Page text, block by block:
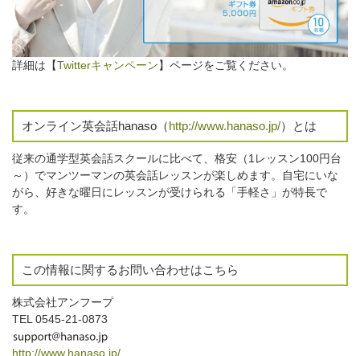
詳細は【Twitterキャンペーン】ページをご覧ください。
オンライン英会話hanaso（http://www.hanaso.jp/）とは
従来の通学型英会話スクールに比べて、格安（1レッスン100円台
～）でマンツーマンの英会話レッスンが楽しめます。自宅にいな
がら、好きな曜日にレッスンが受けられる「手軽さ」が特長で
す。
この情報に関するお問い合わせはこちら
株式会社アンフープ
TEL 0545-21-0873
http://www.hanaso.jp/